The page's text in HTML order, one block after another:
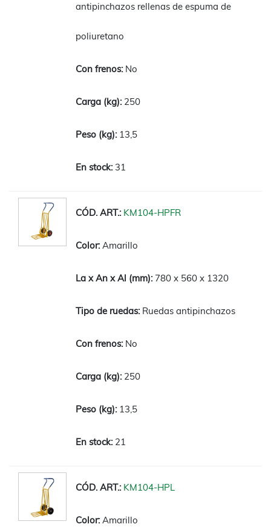
antipinchazos rellenas de espuma de
poliuretano
No
250
13,5
31
KM104-HPFR
Amarillo
780 x 560 x 1320
Ruedas antipinchazos
No
250
13,5
21
KM104-HPL
Amarillo